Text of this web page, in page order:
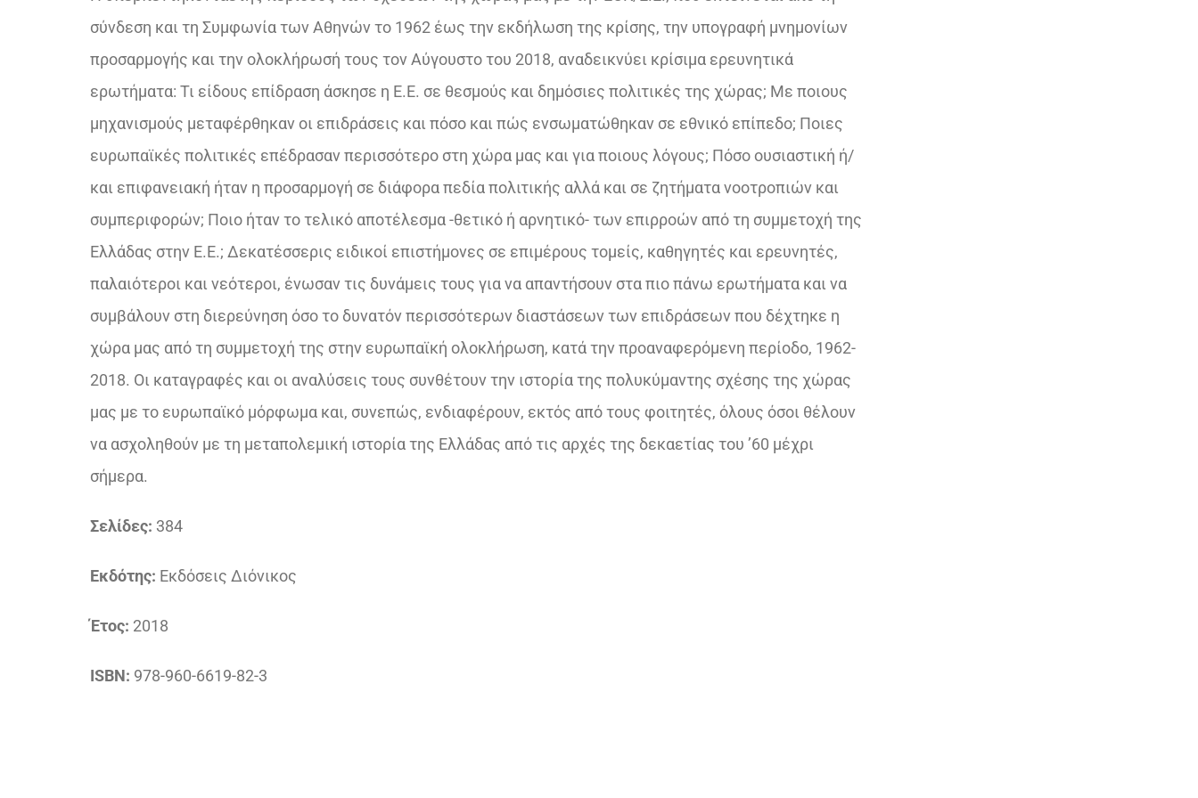
σύνδεση και τη Συμφωνία των Αθηνών το 1962 έως την εκδήλωση της κρίσης, την υπογραφή μνημονίων
προσαρμογής και την ολοκλήρωσή τους τον Αύγουστο του 2018, αναδεικνύει κρίσιμα ερευνητικά
ερωτήματα: Τι είδους επίδραση άσκησε η Ε.Ε. σε θεσμούς και δημόσιες πολιτικές της χώρας; Με ποιους
μηχανισμούς μεταφέρθηκαν οι επιδράσεις και πόσο και πώς ενσωματώθηκαν σε εθνικό επίπεδο; Ποιες
ευρωπαϊκές πολιτικές επέδρασαν περισσότερο στη χώρα μας και για ποιους λόγους; Πόσο ουσιαστική ή/
και επιφανειακή ήταν η προσαρμογή σε διάφορα πεδία πολιτικής αλλά και σε ζητήματα νοοτροπιών και
συμπεριφορών; Ποιο ήταν το τελικό αποτέλεσμα -θετικό ή αρνητικό- των επιρροών από τη συμμετοχή της
Ελλάδας στην Ε.Ε.; Δεκατέσσερις ειδικοί επιστήμονες σε επιμέρους τομείς, καθηγητές και ερευνητές,
παλαιότεροι και νεότεροι, ένωσαν τις δυνάμεις τους για να απαντήσουν στα πιο πάνω ερωτήματα και να
συμβάλουν στη διερεύνηση όσο το δυνατόν περισσότερων διαστάσεων των επιδράσεων που δέχτηκε η
χώρα μας από τη συμμετοχή της στην ευρωπαϊκή ολοκλήρωση, κατά την προαναφερόμενη περίοδο, 1962-
2018. Οι καταγραφές και οι αναλύσεις τους συνθέτουν την ιστορία της πολυκύμαντης σχέσης της χώρας
μας με το ευρωπαϊκό μόρφωμα και, συνεπώς, ενδιαφέρουν, εκτός από τους φοιτητές, όλους όσοι θέλουν
να ασχοληθούν με τη μεταπολεμική ιστορία της Ελλάδας από τις αρχές της δεκαετίας του ’60 μέχρι
σήμερα.
Σελίδες: 384
Εκδότης: Εκδόσεις Διόνικος
Έτος: 2018
ISBN: 978-960-6619-82-3